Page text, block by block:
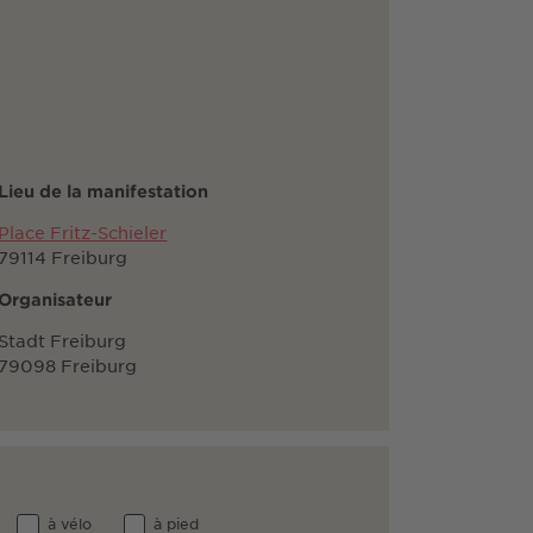
Lieu de la manifestation
Place Fritz-Schieler
79114 Freiburg
Organisateur
Stadt Freiburg
79098 Freiburg
à vélo à pied